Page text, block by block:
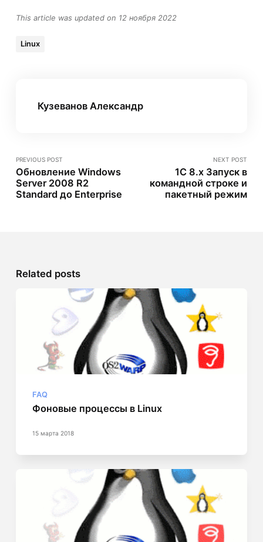
This article was updated on 12 ноября 2022
Linux
Кузеванов Александр
PREVIOUS POST
Обновление Windows
Server 2008 R2
Standard до Enterprise
NEXT POST
1C 8.х Запуск в
командной строке и
пакетный режим
Related posts
FAQ
Фоновые процессы в Linux
15 марта 2018